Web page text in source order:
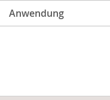
Anwendung